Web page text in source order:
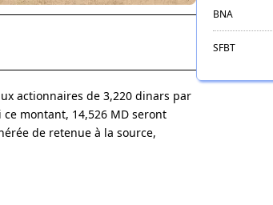
actionnaires de 3,220 dinars par
montant, 14,526 MD seront
de retenue à la source,
BNA
SFBT